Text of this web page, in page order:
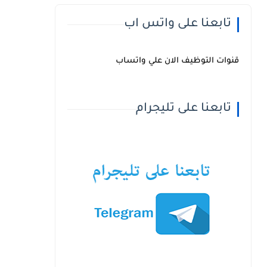
تابعنا على واتس اب
قنوات التوظيف الان علي واتساب
تابعنا على تليجرام